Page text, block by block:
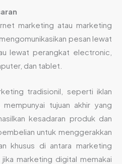
marketing atau marketing
pesan lewat
lewat perangkat electronic,
dan tablet.
tradisionil, seperti iklan
tujuan akhir yang
kesadaran produk dan
untuk menggerakkan
khusus di antara marketing
marketing digital memakai